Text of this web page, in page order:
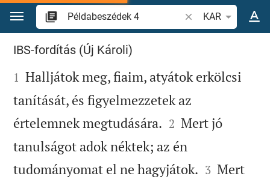
Ugrás a tartalomra
Igevers vagy szó
KAR
Példabeszédek 4
IBS-fordítás (Új Károli)

1 Halljátok meg, fiaim, atyátok erkölcsi
tanítását, és figyelmezzetek az
értelemnek megtudására. 

2 Mert jó
tanulságot adok néktek; az én
tudományomat el ne hagyjátok. 

3 Mert